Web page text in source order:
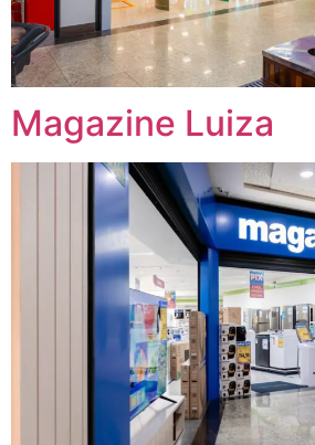
Magazine Luiza